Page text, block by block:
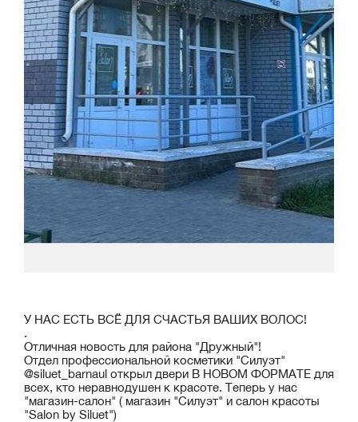
У НАС ЕСТЬ ВСЁ ДЛЯ СЧАСТЬЯ ВАШИХ ВОЛОС!
.
Отличная новость для района "Дружный"!
Отдел профессиональной косметики "Силуэт"
@siluet_barnaul открыл двери В НОВОМ ФОРМАТЕ для
всех, кто неравнодушен к красоте. Теперь у нас
"магазин-салон" ( магазин "Силуэт" и салон красоты
"Salon by Siluet")